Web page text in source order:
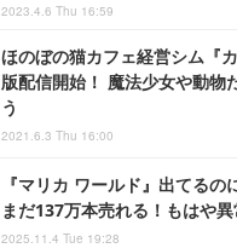
2023.4.6 Thu 16:59
ほのぼの猫カフェ経営シム『
版配信開始！ 魔法少女や動物
う
2021.6.3 Thu 16:00
『マリカ ワールド』出てる
まだ137万本売れる！もはや
2025.11.4 Tue 19:28